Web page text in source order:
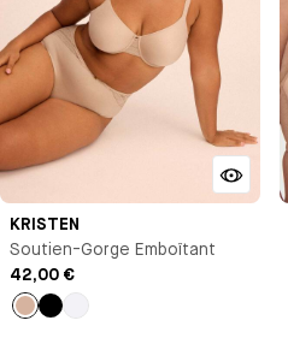
KRISTEN
Soutien-Gorge Emboîtant
42,00 €